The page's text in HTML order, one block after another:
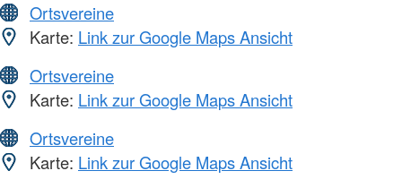
Ortsvereine
Karte: Link zur Google Maps Ansicht
Ortsvereine
Karte: Link zur Google Maps Ansicht
Ortsvereine
Karte: Link zur Google Maps Ansicht